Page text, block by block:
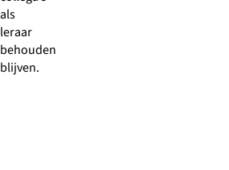
als
leraar
behouden
blijven.